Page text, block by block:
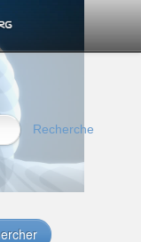
Recherche